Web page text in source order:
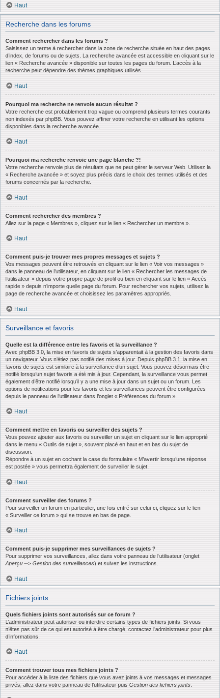
Haut
Recherche dans les forums
Comment rechercher dans les forums ?
Saisissez un terme à rechercher dans la zone de recherche située en haut des pages
d’index, de forums ou de sujets. La recherche avancée est accessible en cliquant sur le
lien « Recherche avancée » disponible sur toutes les pages du forum. L’accès à la
recherche peut dépendre des thèmes graphiques utilisés.
Haut
Pourquoi ma recherche ne renvoie aucun résultat ?
Votre recherche est probablement trop vague ou comprend plusieurs termes courants
non indexés par phpBB. Vous pouvez affiner votre recherche en utilisant les options
disponibles dans la recherche avancée.
Haut
Pourquoi ma recherche renvoie une page blanche ?!
Votre recherche renvoie plus de résultats que ne peut gérer le serveur Web. Utilisez la
« Recherche avancée » et soyez plus précis dans le choix des termes utilisés et des
forums concernés par la recherche.
Haut
Comment rechercher des membres ?
Allez sur la page « Membres », cliquez sur le lien « Rechercher un membre ».
Haut
Comment puis-je trouver mes propres messages et sujets ?
Vos messages peuvent être retrouvés en cliquant sur le lien « Voir vos messages »
dans le panneau de l’utilisateur, en cliquant sur le lien « Rechercher les messages de
l’utilisateur » depuis votre propre page de profil ou bien en cliquant sur le lien « Accès
rapide » depuis n’importe quelle page du forum. Pour rechercher vos sujets, utilisez la
page de recherche avancée et choisissez les paramètres appropriés.
Haut
Surveillance et favoris
Quelle est la différence entre les favoris et la surveillance ?
Avec phpBB 3.0, la mise en favoris de sujets s’apparentait à la gestion des favoris dans
un navigateur. Vous n’étiez pas notifié des mises à jour. Depuis phpBB 3.1, la mise en
favoris de sujets est similaire à la surveillance d’un sujet. Vous pouvez désormais être
notifié lorsqu’un sujet favoris a été mis à jour. Cependant, la surveillance vous permet
également d’être notifié lorsqu’il y a une mise à jour dans un sujet ou un forum. Les
options de notifications pour les favoris et les surveillances peuvent être configurées
depuis le panneau de l’utilisateur dans l’onglet « Préférences du forum ».
Haut
Comment mettre en favoris ou surveiller des sujets ?
Vous pouvez ajouter aux favoris ou surveiller un sujet en cliquant sur le lien approprié
dans le menu « Outils de sujet », souvent placé en haut et en bas du sujet de
discussion.
Répondre à un sujet en cochant la case du formulaire « M’avertir lorsqu’une réponse
est postée » vous permettra également de surveiller le sujet.
Haut
Comment surveiller des forums ?
Pour surveiller un forum en particulier, une fois entré sur celui-ci, cliquez sur le lien
« Surveiller ce forum » qui se trouve en bas de page.
Haut
Comment puis-je supprimer mes surveillances de sujets ?
Pour supprimer vos surveillances, allez dans votre panneau de l’utilisateur (onglet
Aperçu --> Gestion des surveillances) et suivez les instructions.
Haut
Fichiers joints
Quels fichiers joints sont autorisés sur ce forum ?
L’administrateur peut autoriser ou interdire certains types de fichiers joints. Si vous
n’êtes pas sûr de ce qui est autorisé à être chargé, contactez l’administrateur pour plus
d’informations.
Haut
Comment trouver tous mes fichiers joints ?
Pour accéder à la liste des fichiers que vous avez joints à vos messages et messages
privés, allez dans votre panneau de l’utilisateur puis Gestion des fichiers joints